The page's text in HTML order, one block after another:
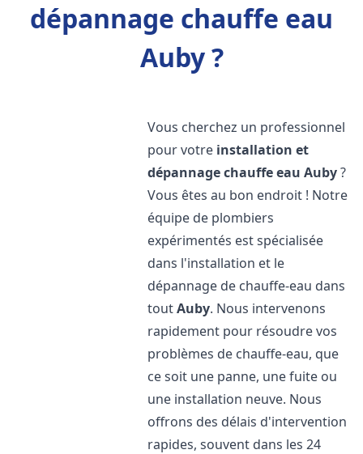
dépannage chauffe eau
Auby ?
Vous cherchez un professionnel
pour votre installation et
dépannage chauffe eau Auby?
Vous êtes au bon endroit ! Notre
équipe de plombiers
expérimentés est spécialisée
dans l'installation et le
dépannage de chauffe-eau dans
toutAuby. Nous intervenons
rapidement pour résoudre vos
problèmes de chauffe-eau, que
ce soit une panne, une fuite ou
une installation neuve. Nous
offrons des délais d'intervention
rapides, souvent dans les 24